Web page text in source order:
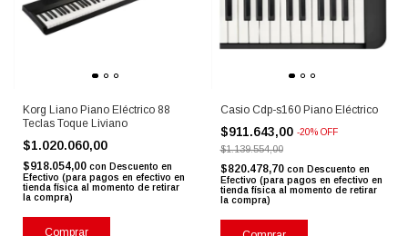
Korg Liano Piano Eléctrico 88
Teclas Toque Liviano
$1.020.060,00
$918.054,00 con Descuento en
Efectivo (para pagos en efectivo en
tienda física al momento de retirar
la compra)
Casio Cdp-s160 Piano Eléctrico
$911.643,00 -20% OFF
$1.139.554,00
$820.478,70 con Descuento en
Efectivo (para pagos en efectivo en
tienda física al momento de retirar
la compra)